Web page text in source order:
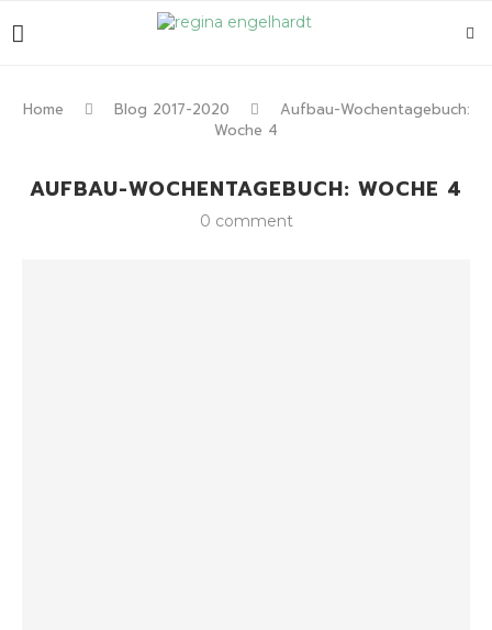
Home Blog 2017-2020
Aufbau-Wochentagebuch:
Woche 4
AUFBAU-WOCHENTAGEBUCH: WOCHE 4
0 comment